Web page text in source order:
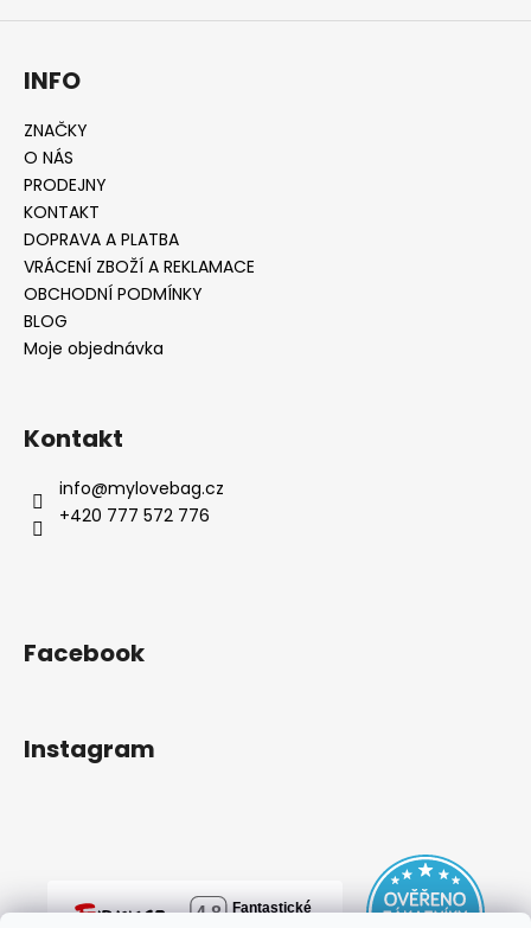
INFO
ZNAČKY
O NÁS
PRODEJNY
KONTAKT
DOPRAVA A PLATBA
VRÁCENÍ ZBOŽÍ A REKLAMACE
OBCHODNÍ PODMÍNKY
BLOG
Moje objednávka
Kontakt
info@mylovebag.cz
+420 777 572 776
Facebook
Instagram